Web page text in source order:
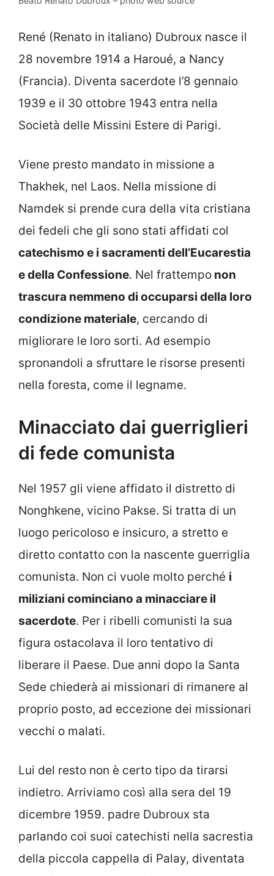
René (Renato in italiano) Dubroux nasce il
28 novembre 1914 a Haroué, a Nancy
(Francia). Diventa sacerdote l’8 gennaio
1939 e il 30 ottobre 1943 entra nella
Società delle Missini Estere di Parigi.
Viene presto mandato in missione a
Thakhek, nel Laos. Nella missione di
Namdek si prende cura della vita cristiana
dei fedeli che gli sono stati affidati col
catechismo e i sacramenti dell’Eucarestia
e della Confessione. Nel frattempo non
trascura nemmeno di occuparsi della loro
condizione materiale, cercando di
migliorare le loro sorti. Ad esempio
spronandoli a sfruttare le risorse presenti
nella foresta, come il legname.
Minacciato dai guerriglieri
di fede comunista
Nel 1957 gli viene affidato il distretto di
Nonghkene, vicino Pakse. Si tratta di un
luogo pericoloso e insicuro, a stretto e
diretto contatto con la nascente guerriglia
comunista. Non ci vuole molto perché i
miliziani cominciano a minacciare il
sacerdote. Per i ribelli comunisti la sua
figura ostacolava il loro tentativo di
liberare il Paese. Due anni dopo la Santa
Sede chiederà ai missionari di rimanere al
proprio posto, ad eccezione dei missionari
vecchi o malati.
Lui del resto non è certo tipo da tirarsi
indietro. Arriviamo così alla sera del 19
dicembre 1959. padre Dubroux sta
parlando coi suoi catechisti nella sacrestia
della piccola cappella di Palay, diventata